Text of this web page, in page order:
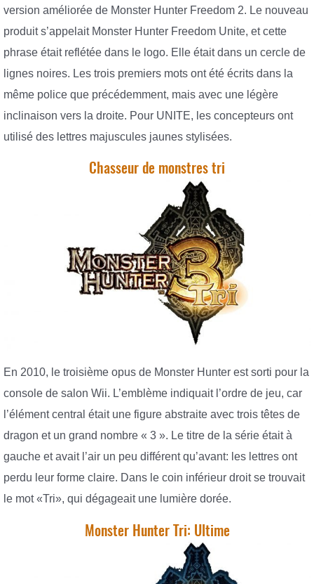
version améliorée de Monster Hunter Freedom 2. Le nouveau
produit s’appelait Monster Hunter Freedom Unite, et cette
phrase était reflétée dans le logo. Elle était dans un cercle de
lignes noires. Les trois premiers mots ont été écrits dans la
même police que précédemment, mais avec une légère
inclinaison vers la droite. Pour UNITE, les concepteurs ont
utilisé des lettres majuscules jaunes stylisées.
Chasseur de monstres tri
En 2010, le troisième opus de Monster Hunter est sorti pour la
console de salon Wii. L’emblème indiquait l’ordre de jeu, car
l’élément central était une figure abstraite avec trois têtes de
dragon et un grand nombre « 3 ». Le titre de la série était à
gauche et avait l’air un peu différent qu’avant: les lettres ont
perdu leur forme claire. Dans le coin inférieur droit se trouvait
le mot «Tri», qui dégageait une lumière dorée.
Monster Hunter Tri: Ultime